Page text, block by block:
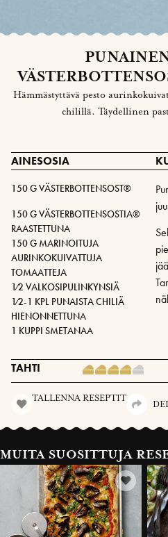
Hämmästyttävä pesto
chilillä. Täydellinen
AINESOSIA
150 G VÄSTERBOTTENSOST®
150 G VÄSTERBOTTENSOSTIA®
RAASTETTUNA
150 G MARINOITUJA
AURINKOKUIVATTUJA
TOMAATTEJA
1⁄2 VALKOSIPULINKYNSIÄ
1⁄2-1 KPL PUNAISTA CHILIÄ
HIENONNETTUNA
1 KUPPI SMETANAA
TAHTI
TALLENNA RESEPTIT
MUITA SUOSITTUJA